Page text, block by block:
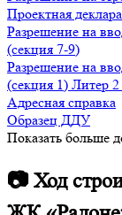
Проектная
Разрешение на
(секция 7-9)
Разрешение на
(секция 1) Литер
Адресная справка
Образец ДДУ
Показать больше
📷 Ход